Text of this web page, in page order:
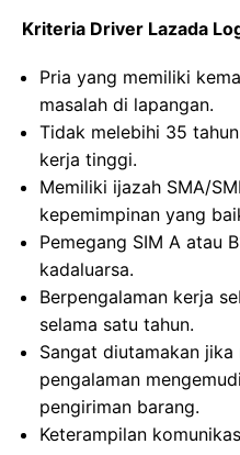
Kriteria Driver Lazada
Pria yang memiliki
masalah di lapangan.
Tidak melebihi 35
kerja tinggi.
Memiliki ijazah SMA/
kepemimpinan yang
Pemegang SIM A atau
kadaluarsa.
Berpengalaman kerja
selama satu tahun.
Sangat diutamakan
pengalaman
pengiriman barang.
Keterampilan